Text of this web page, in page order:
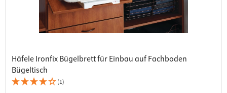
Häfele Ironfix Bügelbrett für Einbau auf Fachboden
Bügeltisch
(1)